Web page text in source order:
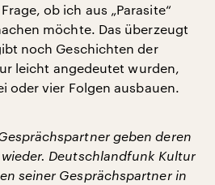
ob ich aus „Parasite“
möchte. Das überzeugt
noch Geschichten der
leicht angedeutet wurden,
oder vier Folgen ausbauen.
geben deren
Deutschlandfunk Kultur
seiner Gesprächspartner in